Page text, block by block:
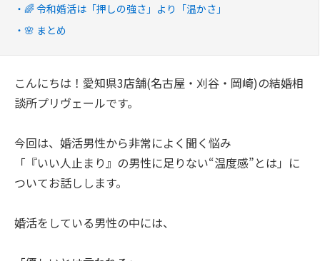
🌈 令和婚活は「押しの強さ」より「温かさ」
🌸 まとめ
こんにちは！愛知県3店舗(名古屋・刈谷・岡崎)の結婚相
談所プリヴェールです。
今回は、婚活男性から非常によく聞く悩み
「『いい人止まり』の男性に足りない“温度感”とは」に
ついてお話しします。
婚活をしている男性の中には、